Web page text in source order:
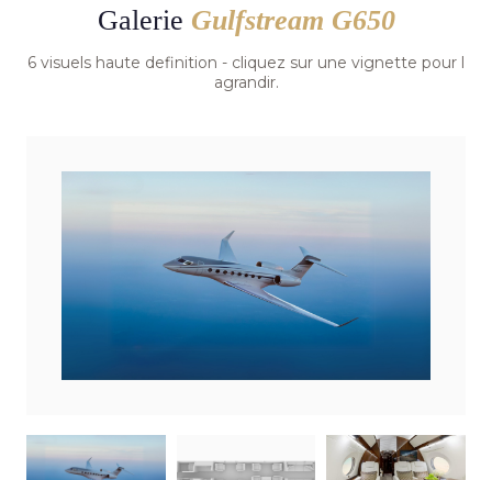
Galerie Gulfstream G650
6 visuels haute definition - cliquez sur une vignette pour l
agrandir.